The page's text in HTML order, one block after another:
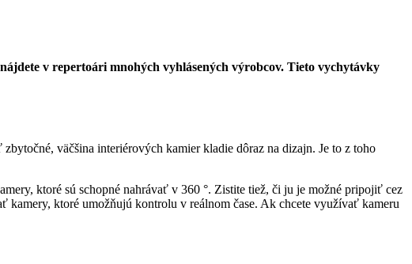
v repertoári mnohých vyhlásených výrobcov. Tieto vychytávky
väčšina interiérových kamier kladie dôraz na dizajn. Je to z toho
ktoré sú schopné nahrávať v 360 °. Zistite tiež, či ju je možné pripojiť cez
kamery, ktoré umožňujú kontrolu v reálnom čase. Ak chcete využívať kameru